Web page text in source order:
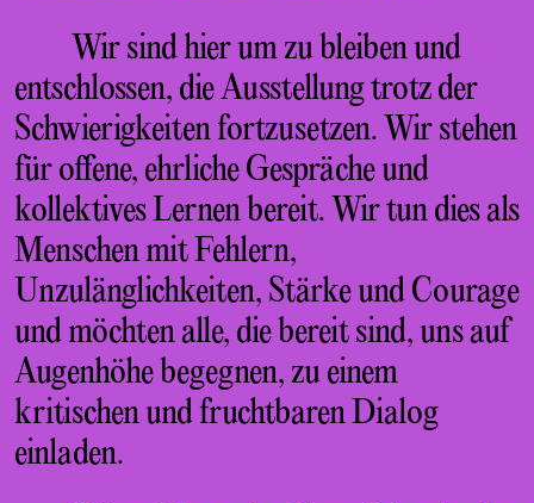
Wir sind hier um zu bleiben und
entschlossen, die Ausstellung trotz der
Schwierigkeiten fortzusetzen. Wir stehen
für offene, ehrliche Gespräche und
kollektives Lernen bereit. Wir tun dies als
Menschen mit Fehlern,
Unzulänglichkeiten, Stärke und Courage
und möchten alle, die bereit sind, uns auf
Augenhöhe begegnen, zu einem
kritischen und fruchtbaren Dialog
einladen.